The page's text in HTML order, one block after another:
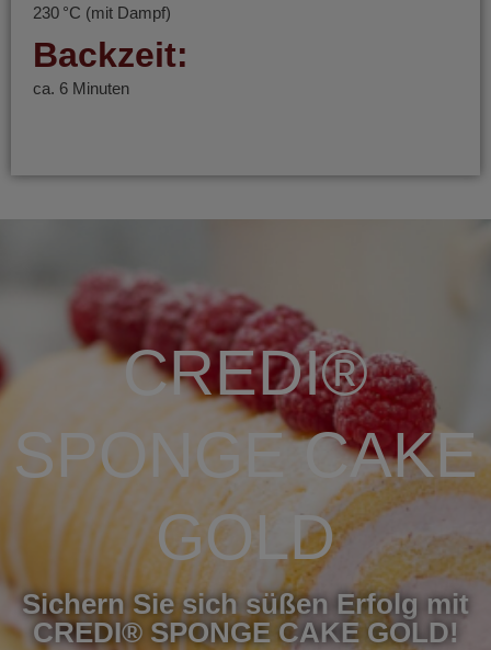
230 °C (mit Dampf)
Backzeit:
ca. 6 Minuten
CREDI®
SPONGE CAKE
GOLD
Sichern Sie sich süßen Erfolg mit
CREDI® SPONGE CAKE GOLD!